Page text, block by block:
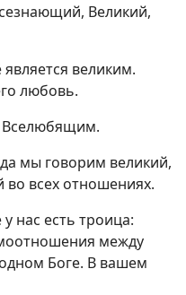
Великий,
является великим.
любовь.
Вселюбящим.
мы говорим великий,
во всех отношениях.
нас есть троица:
между
Боге. В вашем